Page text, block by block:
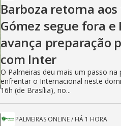
Barboza retorna
Gómez segue fora e
avança preparação
com Inter
O Palmeiras deu mais um passo na
enfrentar o Internacional neste
16h (de Brasília), no...
PALMEIRAS ONLINE/ HÁ 1 HORA